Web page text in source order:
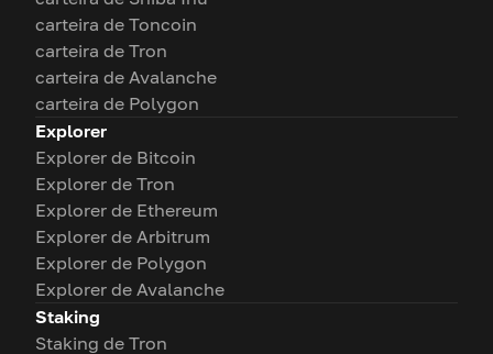
carteira de Toncoin
carteira de Tron
carteira de Avalanche
carteira de Polygon
Explorer
Explorer de Bitcoin
Explorer de Tron
Explorer de Ethereum
Explorer de Arbitrum
Explorer de Polygon
Explorer de Avalanche
Staking
Staking de Tron